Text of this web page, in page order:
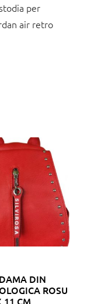
per
air retro
DIN
ROSU
11 CM